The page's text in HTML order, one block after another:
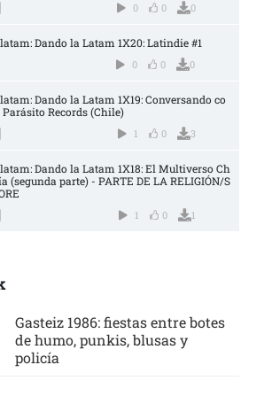
0 0 0
Dando la Latam 1X20: Latindie #1
0 0 0
Dando la Latam 1X19: Conversando co
Parásito Records (Chile)
1 0 3
Dando la Latam 1X18: El Multiverso Ch
(segunda parte) - PARTE DE LA RELIGIÓN/S
1 0 1
Gasteiz 1986: fiestas entre botes
de humo, punkis, blusas y
policía